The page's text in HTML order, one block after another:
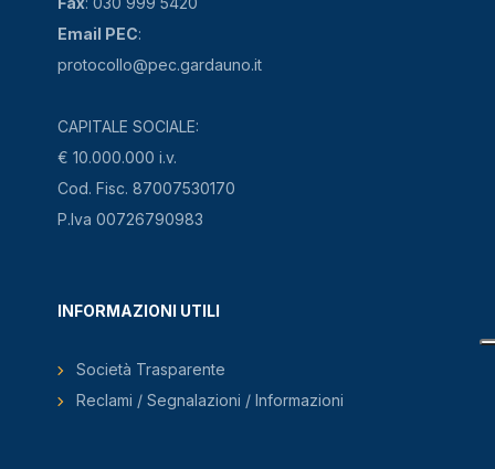
Email PEC:
protocollo@pec.gardauno.it
CAPITALE SOCIALE:
€ 10.000.000 i.v.
Cod. Fisc. 87007530170
P.Iva 00726790983
INFORMAZIONI UTILI
Società Trasparente
Reclami / Segnalazioni / Informazioni